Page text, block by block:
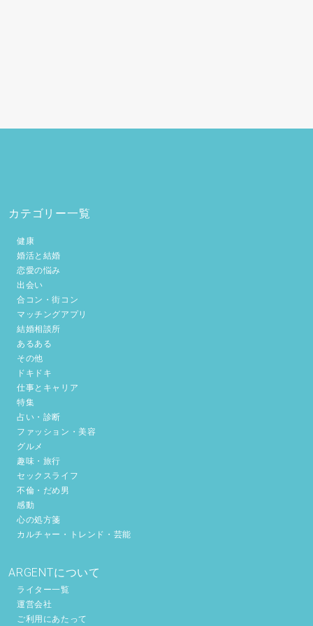
カテゴリー一覧
健康
婚活と結婚
恋愛の悩み
出会い
合コン・街コン
マッチングアプリ
結婚相談所
あるある
その他
ドキドキ
仕事とキャリア
特集
占い・診断
ファッション・美容
グルメ
趣味・旅行
セックスライフ
不倫・だめ男
感動
心の処方箋
カルチャー・トレンド・芸能
ARGENTについて
ライター一覧
運営会社
ご利用にあたって